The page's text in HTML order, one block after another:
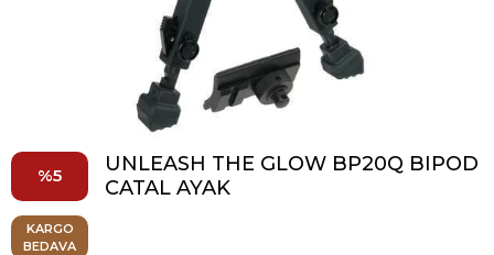
5
UNLEASH THE GLOW BP20Q BIPOD
CATAL AYAK
KARGO
BEDAVA